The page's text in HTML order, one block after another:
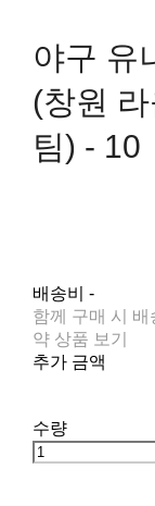
야구 유
(창원
팀) - 10
배송비 -
함께 구매 시 배
약 상품 보기
추가 금액
수량